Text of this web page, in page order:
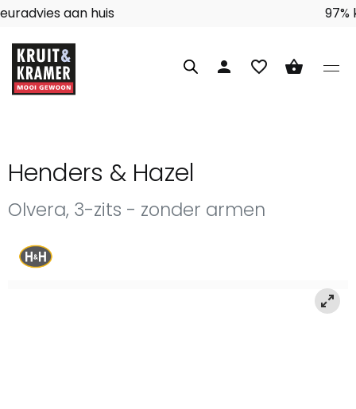
person favorite_border shopping_basket
Henders & Hazel
Olvera, 3-zits - zonder armen